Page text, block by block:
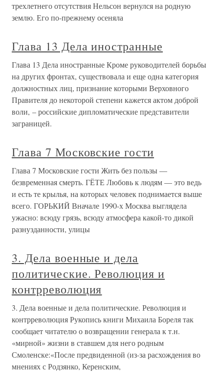
трехлетнего отсутствия Нельсон вернулся на родную
землю. Его по-прежнему осеняла
Глава 13 Дела иностранные
Глава 13 Дела иностранные Кроме руководителей борьбы
на других фронтах, существовала и еще одна категория
должностных лиц, признание которыми Верховного
Правителя до некоторой степени кажется актом доброй
воли, – российские дипломатические представители
заграницей.
Глава 7 Московские гости
Глава 7 Московские гости Жить без пользы —
безвременная смерть. ГЁТЕ Любовь к людям — это ведь
и есть те крылья, на которых человек поднимается выше
всего. ГОРЬКИЙ Вначале 1990-х Москва выглядела
ужасно: всюду грязь, всюду атмосфера какой-то дикой
разнузданности, улицы
3. Дела военные и дела
политические. Революция и
контрреволюция
3. Дела военные и дела политические. Революция и
контрреволюция Рукопись книги Михаила Бореля так
сообщает читателю о возвращении генерала к т.н.
«мирной» жизни в ставшем для него родным
Смоленске:«После предвиденной (из-за расхождения во
мнениях с Родзянко, Керенским,